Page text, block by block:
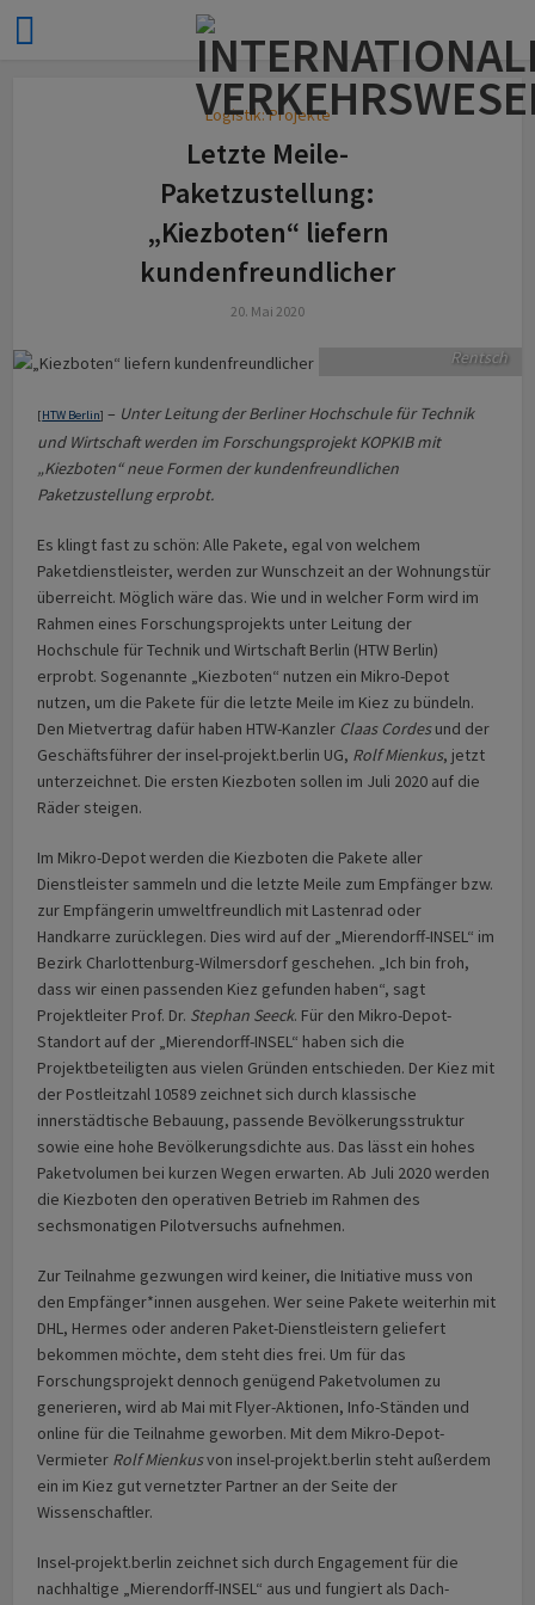
Logistik: Projekte
Letzte Meile-
Paketzustellung:
„Kiezboten“ liefern
kundenfreundlicher
20. Mai 2020
Logistikexperte Prof. Dr.
Stephan Seeck, HTW
Testzustellung im
Rentsch
[HTW Berlin] – Unter Leitung der Berliner Hochschule für Technik
und Wirtschaft werden im Forschungsprojekt KOPKIB mit
„Kiezboten“ neue Formen der kundenfreundlichen
Paketzustellung erprobt.
Es klingt fast zu schön: Alle Pakete, egal von welchem
Paketdienstleister, werden zur Wunschzeit an der Wohnungstür
überreicht. Möglich wäre das. Wie und in welcher Form wird im
Rahmen eines Forschungsprojekts unter Leitung der
Hochschule für Technik und Wirtschaft Berlin (HTW Berlin)
erprobt. Sogenannte „Kiezboten“ nutzen ein Mikro-Depot
nutzen, um die Pakete für die letzte Meile im Kiez zu bündeln.
Den Mietvertrag dafür haben HTW-Kanzler Claas Cordesund der
Geschäftsführer der insel-projekt.berlin UG, Rolf Mienkus, jetzt
unterzeichnet. Die ersten Kiezboten sollen im Juli 2020 auf die
Räder steigen.
Im Mikro-Depot werden die Kiezboten die Pakete aller
Dienstleister sammeln und die letzte Meile zum Empfänger bzw.
zur Empfängerin umweltfreundlich mit Lastenrad oder
Handkarre zurücklegen. Dies wird auf der „Mierendorff-INSEL“ im
Bezirk Charlottenburg-Wilmersdorf geschehen. „Ich bin froh,
dass wir einen passenden Kiez gefunden haben“, sagt
Projektleiter Prof. Dr. Stephan Seeck. Für den Mikro-Depot-
Standort auf der „Mierendorff-INSEL“ haben sich die
Projektbeteiligten aus vielen Gründen entschieden. Der Kiez mit
der Postleitzahl 10589 zeichnet sich durch klassische
innerstädtische Bebauung, passende Bevölkerungsstruktur
sowie eine hohe Bevölkerungsdichte aus. Das lässt ein hohes
Paketvolumen bei kurzen Wegen erwarten. Ab Juli 2020 werden
die Kiezboten den operativen Betrieb im Rahmen des
sechsmonatigen Pilotversuchs aufnehmen.
Zur Teilnahme gezwungen wird keiner, die Initiative muss von
den Empfänger*innen ausgehen. Wer seine Pakete weiterhin mit
DHL, Hermes oder anderen Paket-Dienstleistern geliefert
bekommen möchte, dem steht dies frei. Um für das
Forschungsprojekt dennoch genügend Paketvolumen zu
generieren, wird ab Mai mit Flyer-Aktionen, Info-Ständen und
online für die Teilnahme geworben. Mit dem Mikro-Depot-
Vermieter Rolf Mienkusvon insel-projekt.berlin steht außerdem
ein im Kiez gut vernetzter Partner an der Seite der
Wissenschaftler.
Insel-projekt.berlin zeichnet sich durch Engagement für die
nachhaltige „Mierendorff-INSEL“ aus und fungiert als Dach-